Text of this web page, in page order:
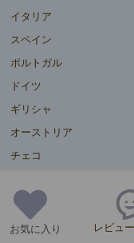
イタリア
スペイン
ポルトガル
ドイツ
ギリシャ
オーストリア
チェコ
ポーランド
ルーマニア
お気に入り レビュ